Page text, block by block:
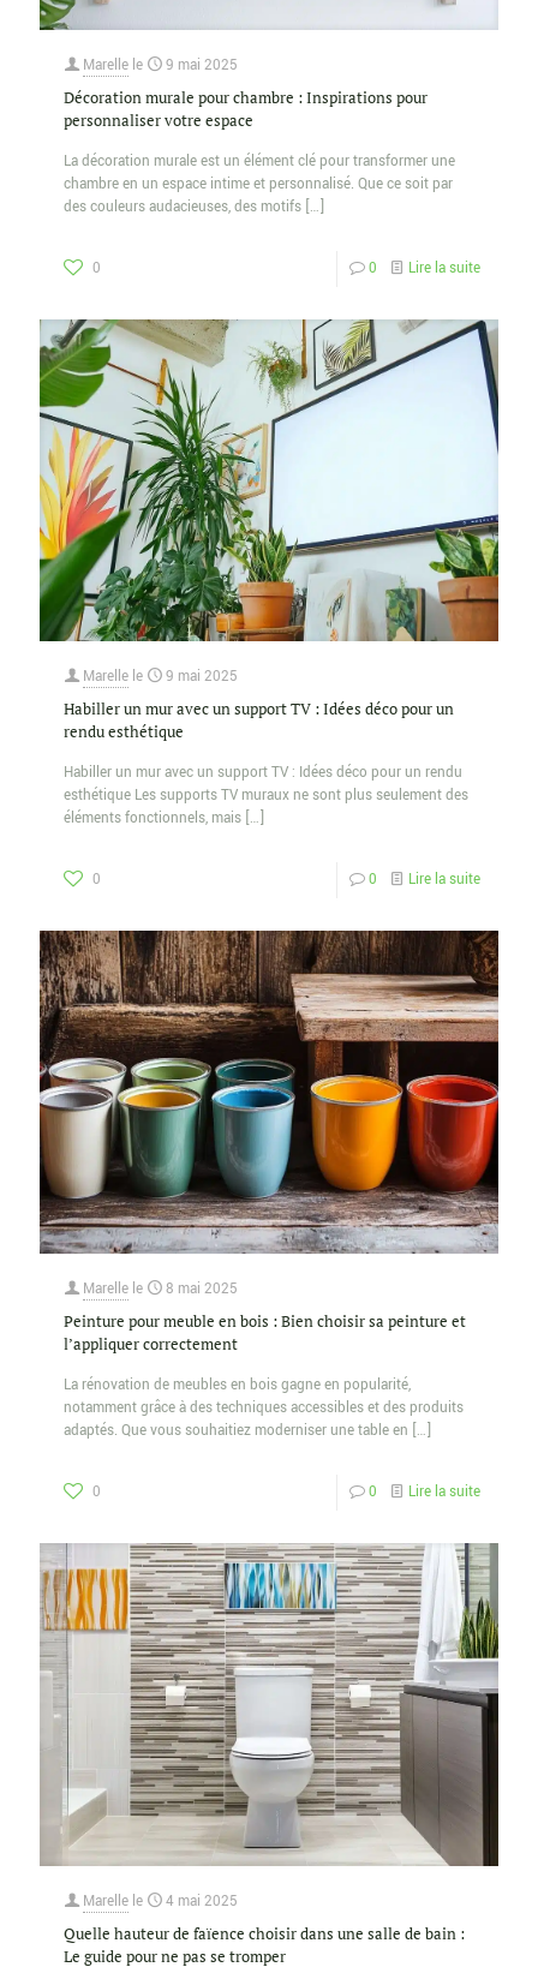
Marelle le 9 mai 2025
Décoration murale pour chambre : Inspirations pour
personnaliser votre espace
La décoration murale est un élément clé pour transformer une
chambre en un espace intime et personnalisé. Que ce soit par
des couleurs audacieuses, des motifs […]
0 0 Lire la suite
Marelle le 9 mai 2025
Habiller un mur avec un support TV : Idées déco pour un
rendu esthétique
Habiller un mur avec un support TV : Idées déco pour un rendu
esthétique Les supports TV muraux ne sont plus seulement des
éléments fonctionnels, mais […]
0 0 Lire la suite
Marelle le 8 mai 2025
Peinture pour meuble en bois : Bien choisir sa peinture et
l’appliquer correctement
La rénovation de meubles en bois gagne en popularité,
notamment grâce à des techniques accessibles et des produits
adaptés. Que vous souhaitiez moderniser une table en […]
0 0 Lire la suite
Marelle le 4 mai 2025
Quelle hauteur de faïence choisir dans une salle de bain :
Le guide pour ne pas se tromper